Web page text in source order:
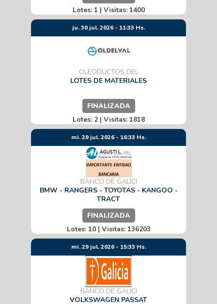
Lotes: 1 | Visitas: 1400
ju. 30 jul. 2026 - 11:33 Hs.
OLEODUCTOS DEL
LOTES DE MATERIALES
FINALIZADA
Lotes: 2 | Visitas: 1818
mi. 29 jul. 2026 - 16:33 Hs.
BANCO DE GALICI
BMW - RANGERS - TOYOTAS - KANGOO -
TRACT
FINALIZADA
Lotes: 10 | Visitas: 136203
mi. 29 jul. 2026 - 15:33 Hs.
BANCO DE GALICI
VOLKSWAGEN PASSAT